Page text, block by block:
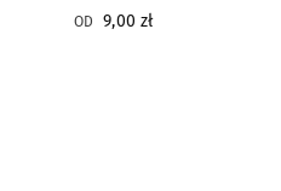
OD 9,00 zł